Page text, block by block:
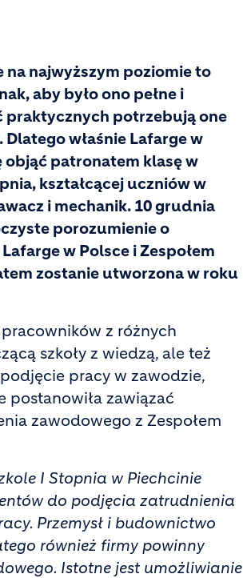
na najwyższym poziomie to
aby było ono pełne i
praktycznych potrzebują one
właśnie Lafarge w
objąć patronatem klasę w
kształcącej uczniów w
i mechanik. 10 grudnia
porozumienie o
w Polsce i Zespołem
zostanie utworzona w roku
z różnych
szkoły z wiedzą, ale też
pracy w zawodzie,
postanowiła zawiązać
zawodowego z Zespołem
I Stopnia w Piechcinie
do podjęcia zatrudnienia
Przemysł i budownictwo
również firmy powinny
Istotne jest umożliwianie